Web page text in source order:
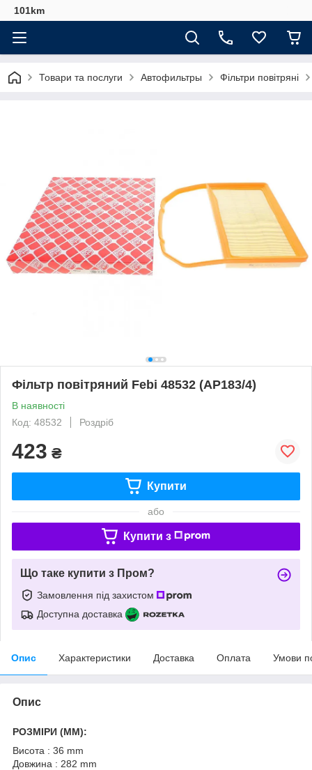
101km
Товари та послуги Автофильтры Фільтри повітряні
Фільтр повітряний Febi 48532 (AP183/4)
В наявності
Код: 48532
Роздріб
423 ₴
Купити
або
Купити з
Що таке купити з Пром?
Замовлення під захистом
Доступна доставка
Опис Характеристики Доставка Оплата Умови
Опис
РОЗМІРИ (MM):
Висота : 36 mm
Довжина : 282 mm